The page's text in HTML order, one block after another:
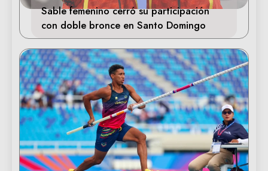
Sable femenino cerró su participación
con doble bronce en Santo Domingo